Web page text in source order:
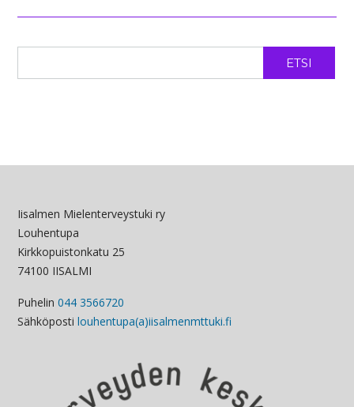
ETSI
Iisalmen Mielenterveystuki ry
Louhentupa
Kirkkopuistonkatu 25
74100 IISALMI
Puhelin 044 3566720
Sähköposti louhentupa(a)iisalmenmttuki.fi